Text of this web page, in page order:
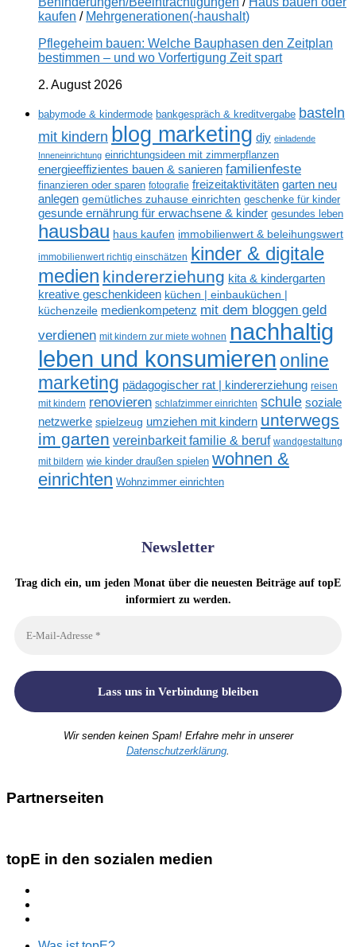
kaufen / Mehrgenerationen(-haushalt)
Pflegeheim bauen: Welche Bauphasen den Zeitplan
bestimmen – und wo Vorfertigung Zeit spart
2. August 2026
babymode & kindermode bankgespräch & kreditvergabe basteln
mit kindern blog marketing diy einladende
Inneneinrichtung einrichtungsideen mit zimmerpflanzen
energieeffizientes bauen & sanieren familienfeste
finanzieren oder sparen fotografie freizeitaktivitäten garten neu
anlegen gemütliches zuhause einrichten geschenke für kinder
gesunde ernährung für erwachsene & kinder gesundes leben
hausbau haus kaufen immobilienwert & beleihungswert
immobilienwert richtig einschätzen kinder & digitale
medien kindererziehung kita & kindergarten
kreative geschenkideen küchen | einbauküchen |
küchenzeile medienkompetenz mit dem bloggen geld
verdienen mit kindern zur miete wohnen nachhaltig
leben und konsumieren online
marketing pädagogischer rat | kindererziehung reisen
mit kindern renovieren schlafzimmer einrichten schule soziale
netzwerke spielzeug umziehen mit kindern unterwegs
im garten vereinbarkeit familie & beruf wandgestaltung
mit bildern wie kinder draußen spielen wohnen &
einrichten Wohnzimmer einrichten
Newsletter
Trag dich ein, um jeden Monat über die neuesten Beiträge auf topE
informiert zu werden.
Wir senden keinen Spam! Erfahre mehr in unserer
Datenschutzerklärung
Partnerseiten
topE in den sozialen medien